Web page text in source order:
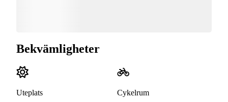
Bekvämligheter
Uteplats Cykelrum